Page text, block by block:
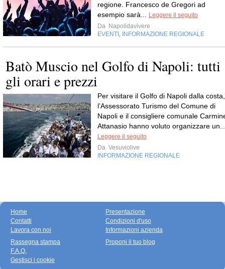
regione. Francesco de Gregori ad
esempio sarà...
Leggere il seguito
Da Napolidavivere
EVENTI
INFORMAZIONE REGIONALE
Batò Muscio nel Golfo di Napoli: tutti
gli orari e prezzi
Per visitare il Golfo di Napoli dalla costa,
l’Assessorato Turismo del Comune di
Napoli e il consigliere comunale
Attanasio hanno voluto organizzare
Leggere il seguito
Da Vesuviolive
INFORMAZIONE REGIONALE
Home
Contatti
Lavora con noi
Presentazione
Condizioni d'uso
Informazioni azienda
Rassegna stampa
F.A.Q.
Gestisci i cookie
Proponi il tuo blog